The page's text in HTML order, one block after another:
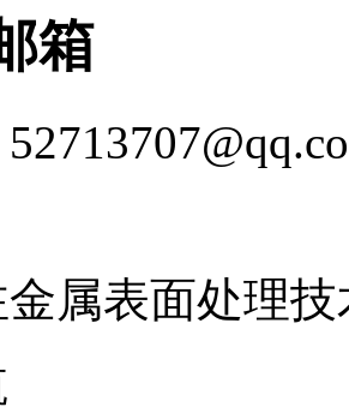
箱
金属表面处理技